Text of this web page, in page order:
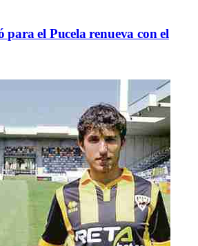
para el Pucela renueva con el